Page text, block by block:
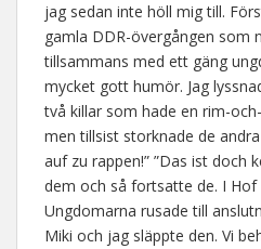
jag sedan inte höll mig till.
gamla DDR-övergången som
tillsammans med ett gäng
mycket gott humör. Jag
två killar som hade en rim-
men tillsist storknade de
auf zu rappen!” ”Das ist doch
dem och så fortsatte de. I Hof
Ungdomarna rusade till
Miki och jag släppte den. Vi